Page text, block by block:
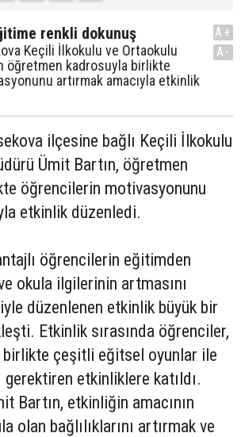
renkli dokunuş
Keçili İlkokulu ve Ortaokulu
öğretmen kadrosuyla birlikte
artırmak amacıyla etkinlik
A+
A-
ilçesine bağlı Keçili İlkokulu
Ümit Bartın, öğretmen
öğrencilerin motivasyonunu
etkinlik düzenledi.
öğrencilerin eğitimden
okula ilgilerinin artmasını
düzenlenen etkinlik büyük bir
Etkinlik sırasında öğrenciler,
çeşitli eğitsel oyunlar ile
gerektiren etkinliklere katıldı.
Bartın, etkinliğin amacının
olan bağlılıklarını artırmak ve